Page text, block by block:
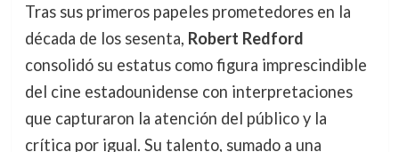
Tras sus primeros papeles prometedores en la
década de los sesenta, Robert Redford
consolidó su estatus como figura imprescindible
del cine estadounidense con interpretaciones
que capturaron la atención del público y la
crítica por igual. Su talento, sumado a una